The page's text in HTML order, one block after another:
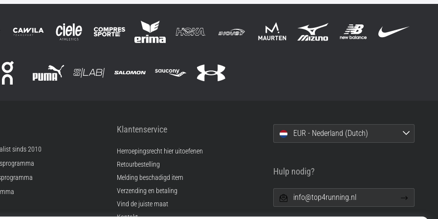
sinds 2010
Klantenservice
Herroepingsrecht hier uitoefenen
Retourbestelling
Melding beschadigd item
Verzending en betaling
Vind de juiste maat
EUR - Nederland (Dutch)
Hulp nodig?
info@top4running.nl